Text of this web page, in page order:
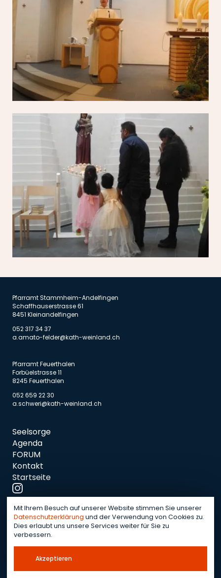
Pfarramt Stammheim-Andelfingen
Schaffhauserstrasse 61
8451 Kleinandelfingen
052 317 34 37
a.amato-felder@kath-weinland.ch
Pfarramt Feuerthalen
Forbüelstrasse 11
8245 Feuerthalen
052 659 22 30
a.schweri@kath-weinland.ch
Seelsorge
Agenda
FORUM
Kontakt
Startseite
Notfallnummer:079 754 12 37
© 2026 OWNBIT GmbH
Mit Ihrem Besuch auf unserer Website stimmen Sie unserer
Datenschutzerklärung und der Verwendung von Cookies zu.
Dies erlaubt uns unsere Services weiter für Sie zu
verbessern.
Akzeptieren